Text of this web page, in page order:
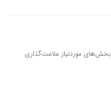
بخش‌های موردنیاز علامت‌گذاری